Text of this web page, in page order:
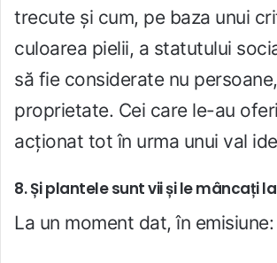
trecute și cum, pe baza unui
culoarea pielii, a statutului
să fie considerate nu
proprietate. Cei care le-au
acționat tot în urma unui val
8. Și plantele sunt vii și le mâncați
La un moment dat, în emisiune: